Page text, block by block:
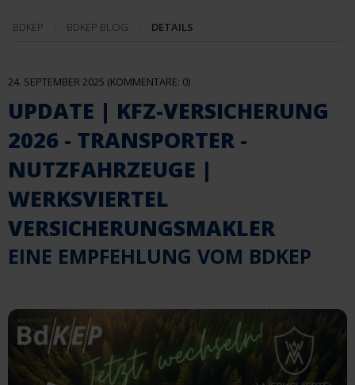
BDKEP BDKEP BLOG DETAILS
24. SEPTEMBER 2025 (KOMMENTARE: 0)
UPDATE | KFZ-VERSICHERUNG
2026 - TRANSPORTER -
NUTZFAHRZEUGE |
WERKSVIERTEL
VERSICHERUNGSMAKLER
EINE EMPFEHLUNG VOM BDKEP